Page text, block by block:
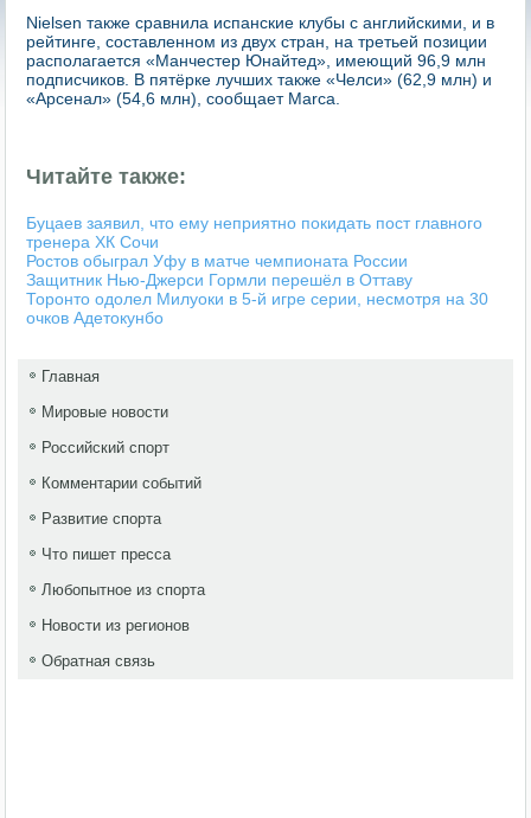
Nielsen также сравнила испанские клубы с английскими, и в
рейтинге, составленном из двух стран, на третьей позиции
располагается «Манчестер Юнайтед», имеющий 96,9 млн
подписчиков. В пятёрке лучших также «Челси» (62,9 млн) и
«Арсенал» (54,6 млн), сообщает Marca.
Читайте также:
Буцаев заявил, что ему неприятно покидать пост главного
тренера ХК Сочи
Ростов обыграл Уфу в матче чемпионата России
Защитник Нью-Джерси Гормли перешёл в Оттаву
Торонто одолел Милуоки в 5-й игре серии, несмотря на 30
очков Адетокунбо
Главная
Мировые новости
Российский спорт
Комментарии событий
Развитие спорта
Что пишет пресса
Любопытное из спорта
Новости из регионов
Обратная связь